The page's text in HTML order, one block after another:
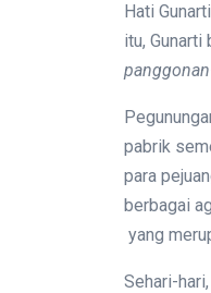
Hati
itu, Gunarti
panggonan
pabrik
para
berbagai
yang
Sehari-